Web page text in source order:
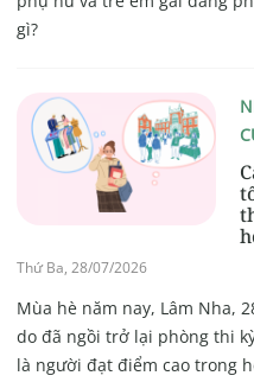
gì?
Thứ Ba, 28/07/2026
Mùa hè năm nay, Lâm Nha,
do đã ngồi trở lại phòng thi
là người đạt điểm cao trong